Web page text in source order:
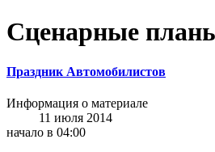
Сценарные
Праздник Автомобилистов
Информация о материале
11 июля 2014
начало в 04:00